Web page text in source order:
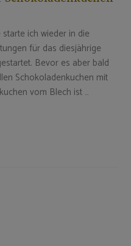
ich wieder in die
für das diesjährige
Bevor es aber bald
Schokoladenkuchen mit
vom Blech ist …